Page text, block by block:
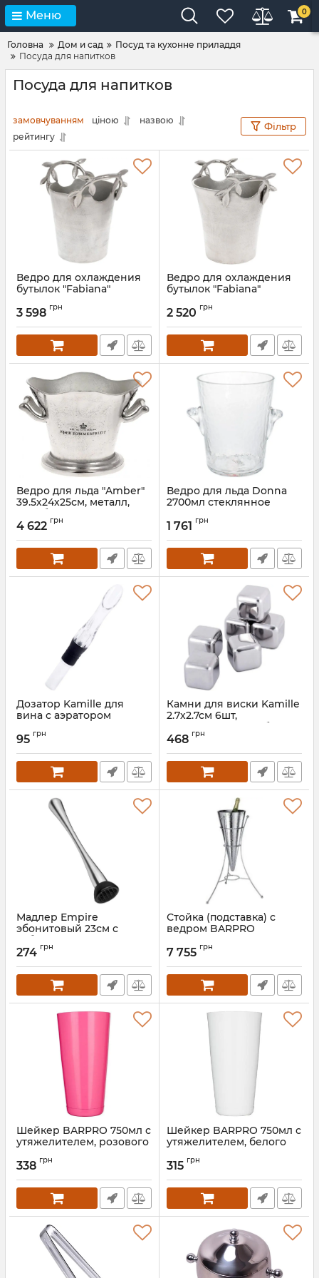
Меню 0
Головна Дом и сад
Посуд та кухонне приладдя
Посуда для напитков
Посуда для напитков
замовчуванням ціною
назвою
рейтингу
Фільтр
Ведро для охлаждения
бутылок "Fabiana"
серебро
Артикул: BD-438-142
3 598 грн
Ведро для охлаждения
бутылок "Fabiana"
серебро
Артикул: BD-438-141
2 520 грн
Ведро для льда "Amber"
39.5х24х25см, металл,
серебро
Артикул:
4 622 грн
Ведро для льда Donna
2700мл стеклянное
1 761 грн
Дозатор Kamille для
вина с аэратором
Артикул:
95 грн
Камни для виски Kamille
2.7х2.7см 6шт,
охладительные кубики
из нержавеющей стали
Артикул: KM-7793
468 грн
Мадлер Empire
эбонитовый 23см с
зубцами и стальной
ручкой
Артикул: EM-3573
274 грн
Стойка (подставка) с
ведром BARPRO
вина
Артикул: EM-1220
7 755 грн
Шейкер BARPRO 750мл с
утяжелителем, розового
Артикул:
338 грн
Шейкер BARPRO 750мл с
утяжелителем, белого
Артикул:
315 грн